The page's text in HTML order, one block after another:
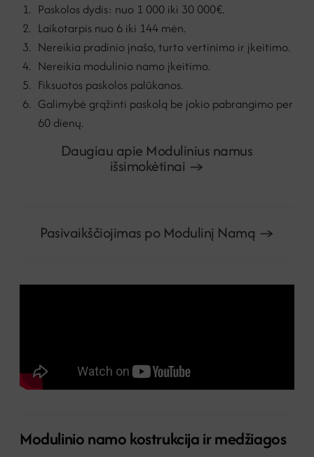
Paskolos dydis: nuo 1 000 iki 30 000€.
Laikotarpis nuo 6 iki 144 mėn.
Nereikia pradinio įnašo, turto vertinimo ir įkeitimo.
Nereikia modulinio namo įkeitimo.
Fiksuotos paskolos palūkanos.
Galimybė grąžinti paskolą be jokio pabrangimo per
60 dienų.
Daugiau apie Modulinius namus
išsimokėtinai →
Pasivaikščiojimas po Modulinį Namą →
Modulinio namo kostrukcija ir medžiagos